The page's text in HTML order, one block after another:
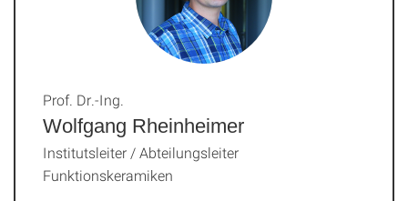
Wolfgang Rheinheimer
Prof. Dr.-Ing.
Institutsleiter / Abteilungsleiter
Funktionskeramiken